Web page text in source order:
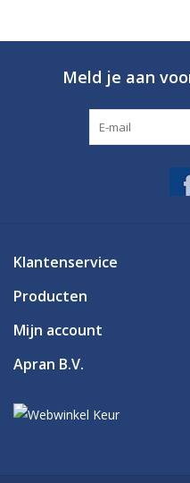
Meld je aan
Klantenservice
Producten
Mijn account
Apran B.V.